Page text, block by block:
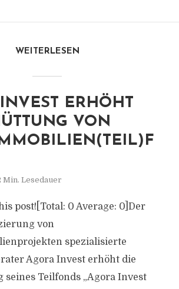
WEITERLESEN
ERHÖHT
VON
Min. Lesedauer
post![Total: 0 Average: 0]Der
von
spezialisierte
Agora Invest erhöht die
Teilfonds „Agora Invest